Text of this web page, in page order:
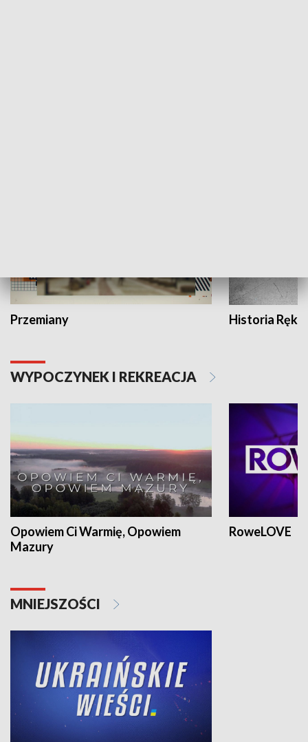
Przemiany Historia Ręką
WYPOCZYNEK I REKREACJA
Opowiem Ci Warmię, Opowiem
Mazury
RoweLOVE
MNIEJSZOŚCI